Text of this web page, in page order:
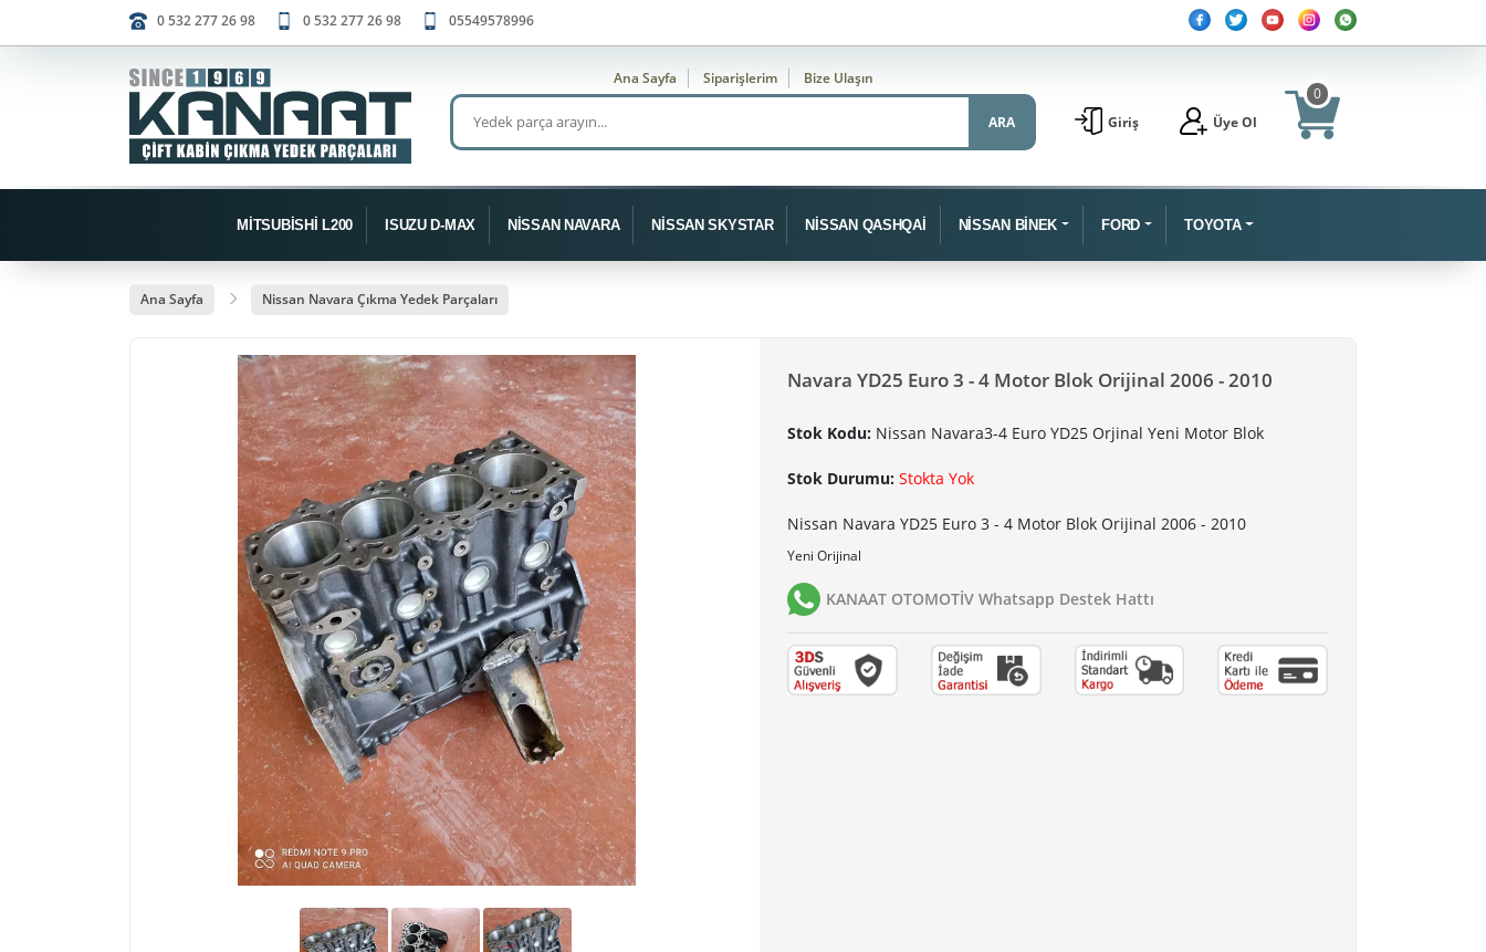
0 532 277 26 98 0 532 277 26 98 05549578996
Ana Sayfa Siparişlerim Bize Ulaşın
ARA Giriş Üye Ol
0
MİTSUBİSHİ L200 ISUZU D-MAX NİSSAN NAVARA NİSSAN SKYSTAR NİSSAN QASHQAİ NİSSAN BİNEK FORD TOYOTA
Ana Sayfa Nissan Navara Çıkma Yedek Parçaları
Navara YD25 Euro 3 - 4 Motor Blok Orijinal 2006 - 2010
Stok Kodu: Nissan Navara3-4 Euro YD25 Orjinal Yeni Motor Blok
Stok Durumu: Stokta Yok
Nissan Navara YD25 Euro 3 - 4 Motor Blok Orijinal 2006 - 2010
Yeni Orijinal
KANAAT OTOMOTİV Whatsapp Destek Hattı